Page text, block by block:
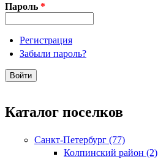
Пароль *
Регистрация
Забыли пароль?
Каталог поселков
Санкт-Петербург (77)
Колпинский район (2)